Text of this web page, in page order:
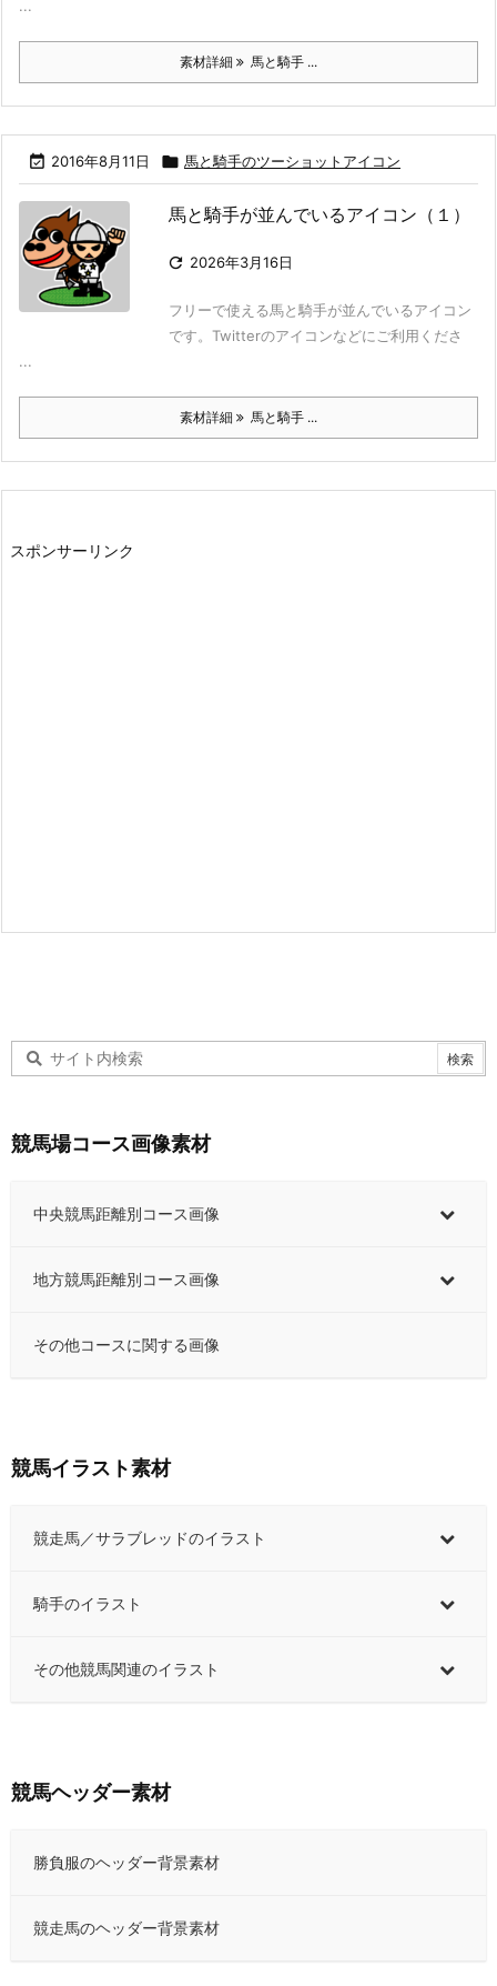
...
素材詳細 馬と騎手 ...
 2016年8月11日  馬と騎手のツーショットアイコン
馬と騎手が並んでいるアイコン（１）
 2026年3月16日
フリーで使える馬と騎手が並んでいるアイコン
です。Twitterのアイコンなどにご利用くださ
...
素材詳細 馬と騎手 ...
スポンサーリンク
競馬場コース画像素材
中央競馬距離別コース画像
地方競馬距離別コース画像
その他コースに関する画像
競馬イラスト素材
競走馬／サラブレッドのイラスト
騎手のイラスト
その他競馬関連のイラスト
競馬ヘッダー素材
勝負服のヘッダー背景素材
競走馬のヘッダー背景素材